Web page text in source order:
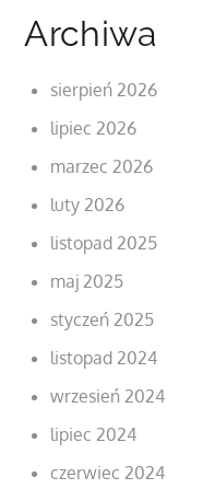
Archiwa
sierpień 2026
lipiec 2026
marzec 2026
luty 2026
listopad 2025
maj 2025
styczeń 2025
listopad 2024
wrzesień 2024
lipiec 2024
czerwiec 2024